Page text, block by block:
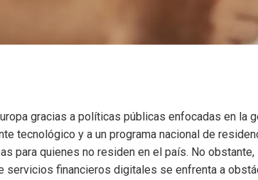
gracias a políticas públicas enfocadas en la
tecnológico y a un programa nacional de
para quienes no residen en el país. No obstante,
servicios financieros digitales se enfrenta a